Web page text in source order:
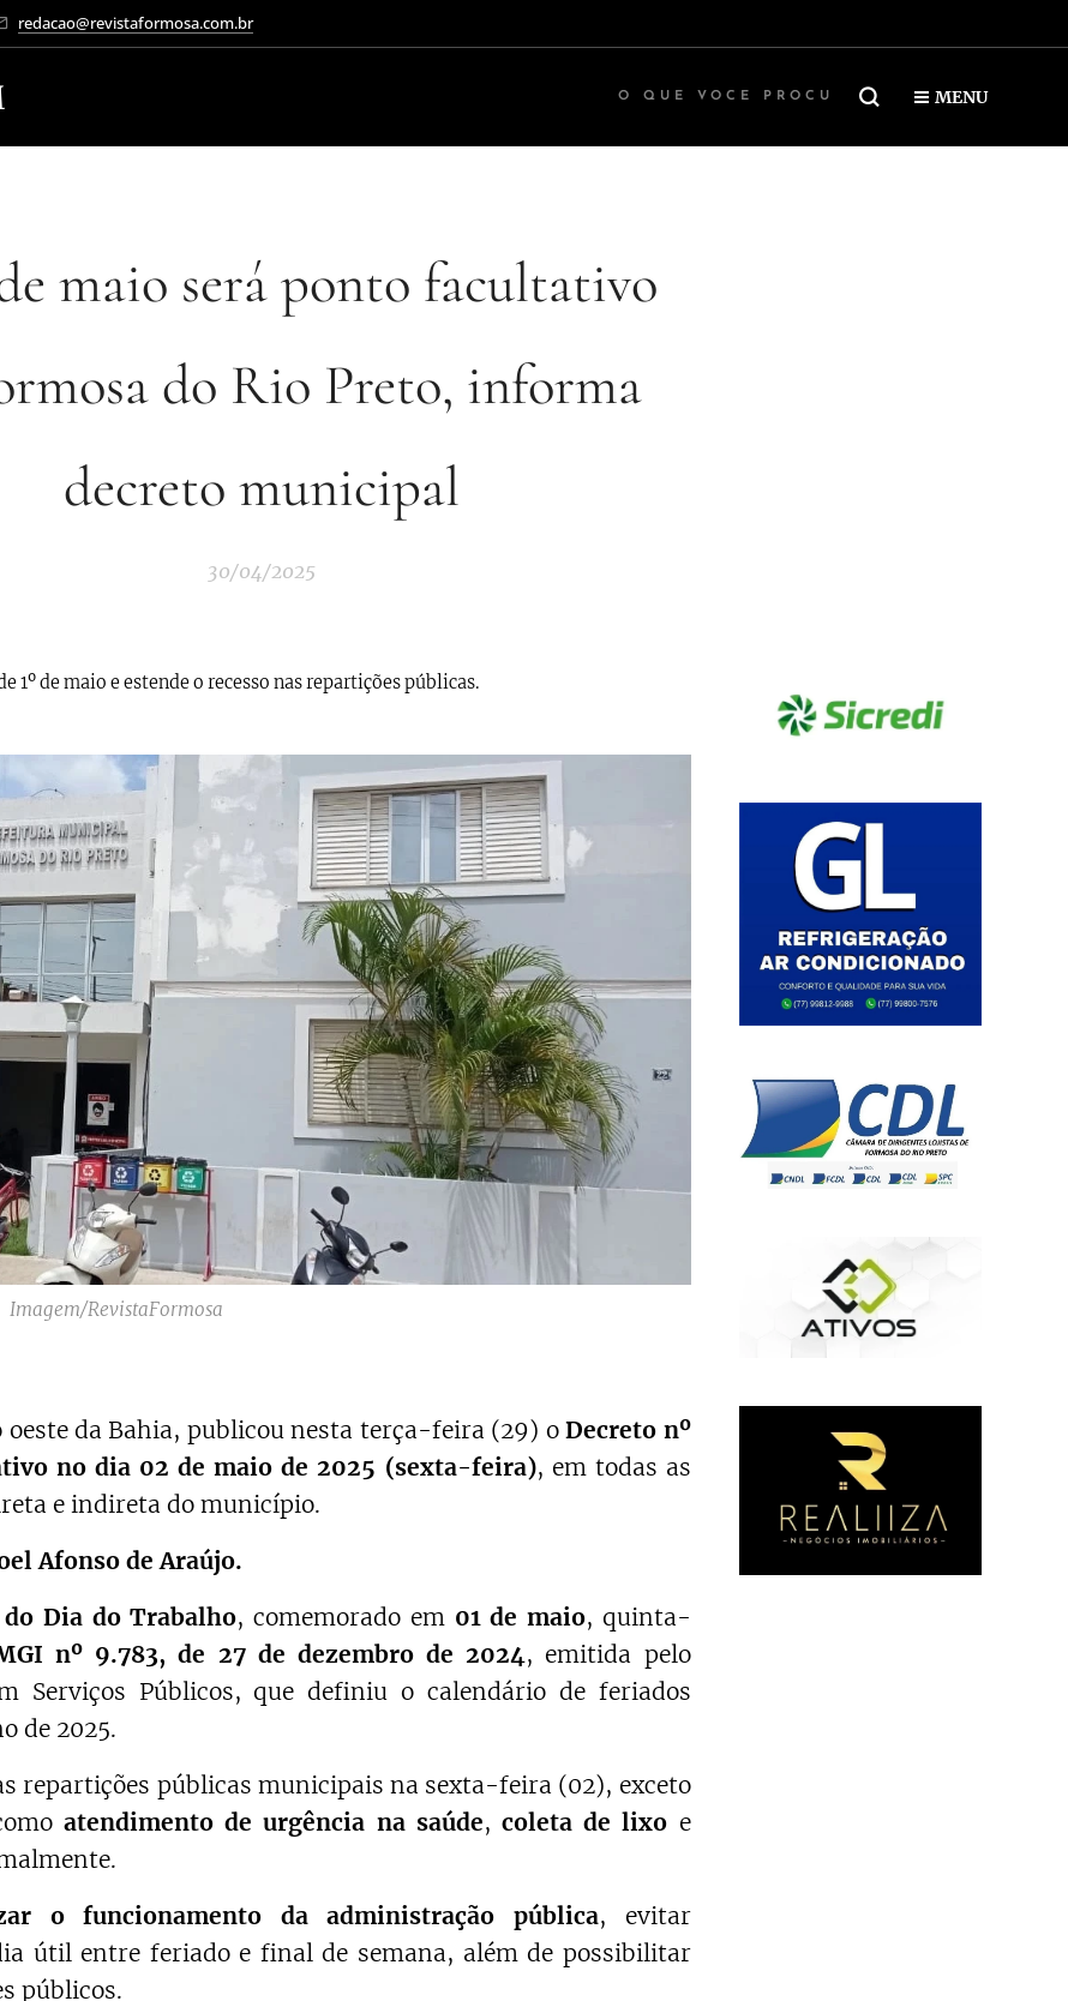
redacao@revistaformosa.com.br
MENU
maio será ponto facultativo
do Rio Preto, informa
decreto municipal
30/04/2025
1º de maio e estende o recesso nas repartições públicas.
Imagem/RevistaFormosa
oeste da Bahia, publicou nesta terça-feira (29) oDecreto nº
no dia 02 de maio de 2025 (sexta-feira), em todas as
e indireta do município.
Afonso de Araújo.
Dia do Trabalho, comemorado em 01 de maio, quinta-
nº 9.783, de 27 de dezembro de 2024, emitida pelo
Serviços Públicos, que definiu o calendário de feriados
de 2025.
repartições públicas municipais na sexta-feira (02), exceto
atendimento de urgência na saúde,coleta de lixo e
o funcionamento da administração pública, evitar
útil entre feriado e final de semana, além de possibilitar
públicos.